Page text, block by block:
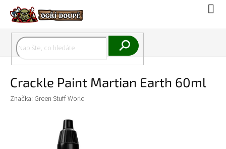
obsah
Crackle Paint Martian Earth 60ml
Značka: Green Stuff World